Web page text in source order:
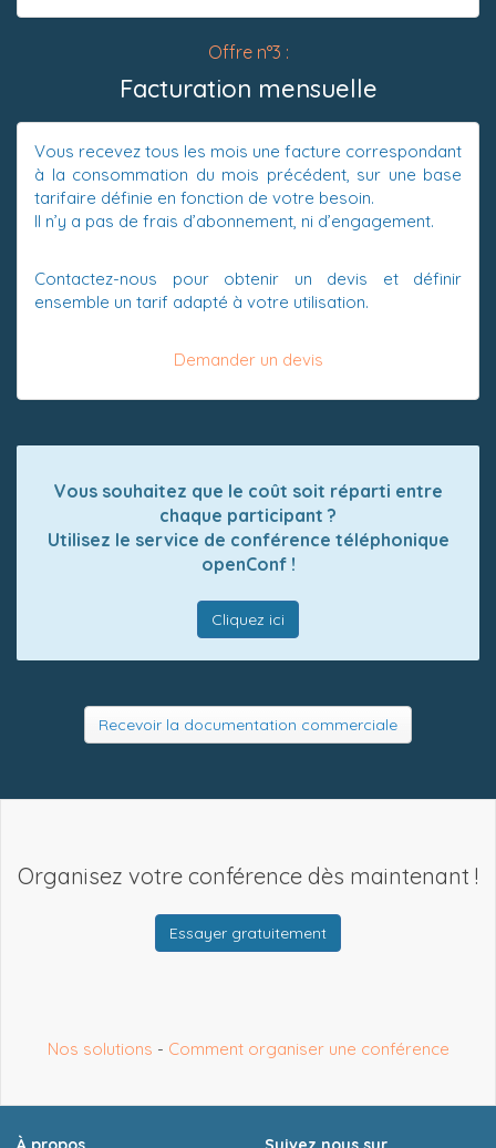
Offre n°3 :
Facturation mensuelle
Vous recevez tous les mois une facture correspondant
à la consommation du mois précédent, sur une base
tarifaire définie en fonction de votre besoin.
Il n’y a pas de frais d’abonnement, ni d’engagement.
Contactez-nous pour obtenir un devis et définir
ensemble un tarif adapté à votre utilisation.
Demander un devis
Vous souhaitez que le coût soit réparti entre
chaque participant ?
Utilisez le service de conférence téléphonique
openConf !
Cliquez ici
Recevoir la documentation commerciale
Organisez votre conférence dès maintenant !
Essayer gratuitement
Nos solutions - Comment organiser une conférence